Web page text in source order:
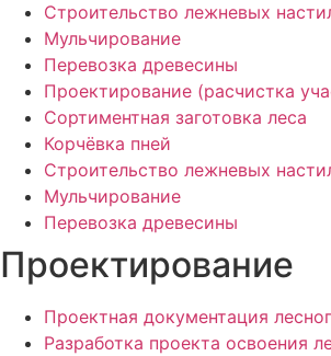
Строительство лежневых
Мульчирование
Перевозка древесины
Проектирование (расчистка
Сортиментная заготовка леса
Корчёвка пней
Строительство лежневых
Мульчирование
Перевозка древесины
Проектирование
Проектная документация
Разработка проекта освоения